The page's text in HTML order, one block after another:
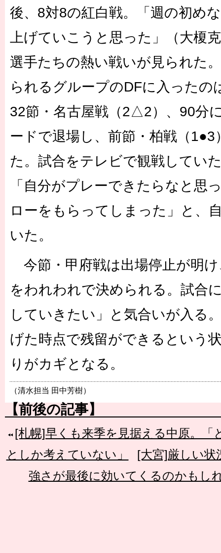
後、8対8の紅白戦。「週の初め
上げていこうと思った」（大榎
選手たちの熱い戦いが見られた
られるグループのDFに入ったの
32節・名古屋戦（2△2）、90分
ードで退場し、前節・柏戦（
た。試合をテレビで観戦してい
「自分がプレーできたらなと思
ローをもらってしまった」と、
いた。
今節・甲府戦は出場停止が明
をわれわれで決められる。試合
していきたい」と気合いが入る
げた時点で残留ができるという
りがカギとなる。
（清水担当 田中芳樹）
【前後の記事】
[札幌]早くも来季を見据える中原。「
としか考えていない」
[大宮]厳しい状
強さが最後に効いてくるのかもし